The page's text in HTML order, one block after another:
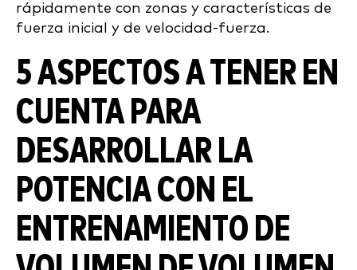
rápidamente con zonas y características de
fuerza inicial y de velocidad-fuerza.
5 ASPECTOS A TENER EN
CUENTA PARA
DESARROLLAR LA
POTENCIA CON EL
ENTRENAMIENTO DE